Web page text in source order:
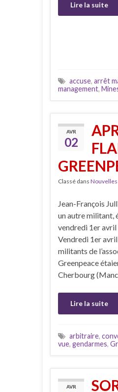
Lire la suite
accuse, arrêt
management,
AVR
02
Classé dans
Jean-François
un autre militant,
vendredi 1er avril
Vendredi 1er
militants de
Greenpeace
Cherbourg
Lire la suite
arbitraire,
vue, gendarmes,
AVR